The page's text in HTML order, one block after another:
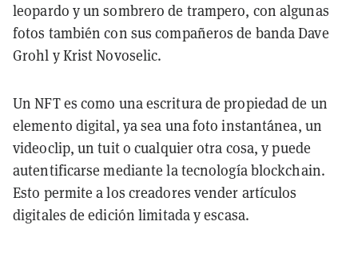
leopardo y un sombrero de trampero, con algunas
fotos también con sus compañeros de banda Dave
Grohl y Krist Novoselic.
Un NFT es como una escritura de propiedad de un
elemento digital, ya sea una foto instantánea, un
videoclip, un tuit o cualquier otra cosa, y puede
autentificarse mediante la tecnología blockchain.
Esto permite a los creadores vender artículos
digitales de edición limitada y escasa.